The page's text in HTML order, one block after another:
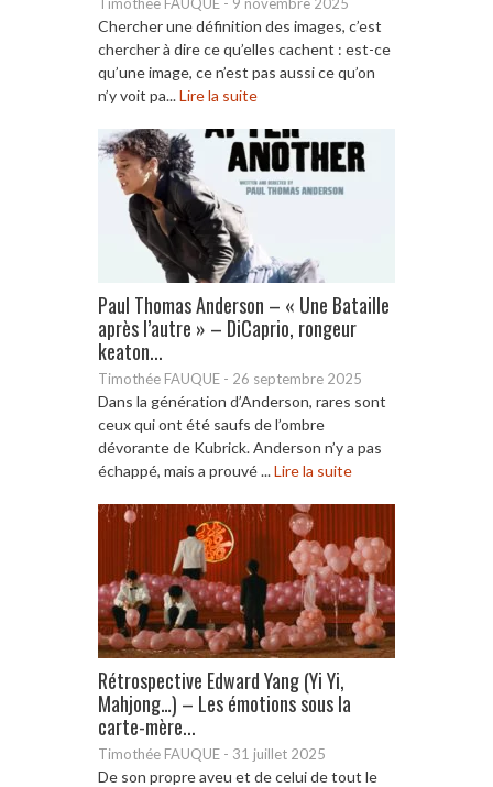
Chercher une définition des images, c’est
chercher à dire ce qu’elles cachent : est-ce
qu’une image, ce n’est pas aussi ce qu’on
n’y voit pa...Lire la suite
Paul Thomas Anderson – « Une Bataille
après l’autre » – DiCaprio, rongeur
keaton...
Timothée FAUQUE - 26 septembre 2025
Dans la génération d’Anderson, rares sont
ceux qui ont été saufs de l’ombre
dévorante de Kubrick. Anderson n’y a pas
échappé, mais a prouvé ...Lire la suite
Rétrospective Edward Yang (Yi Yi,
Mahjong…) – Les émotions sous la
carte-mère...
Timothée FAUQUE - 31 juillet 2025
De son propre aveu et de celui de tout le